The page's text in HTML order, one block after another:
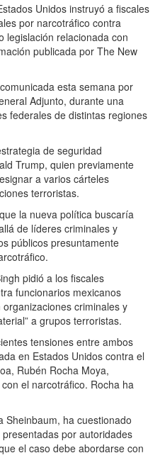
Unidos instruyó a fiscales
por narcotráfico contra
legislación relacionada con
publicada por The New
esta semana por
Adjunto, durante una
federales de distintas regiones
de seguridad
Trump, quien previamente
a varios cárteles
terroristas.
la nueva política buscaría
de líderes criminales y
públicos presuntamente
pidió a los fiscales
funcionarios mexicanos
criminales y
a grupos terroristas.
tensiones entre ambos
en Estados Unidos contra el
Rubén Rocha Moya,
el narcotráfico. Rocha ha
Sheinbaum, ha cuestionado
por autoridades
el caso debe abordarse con